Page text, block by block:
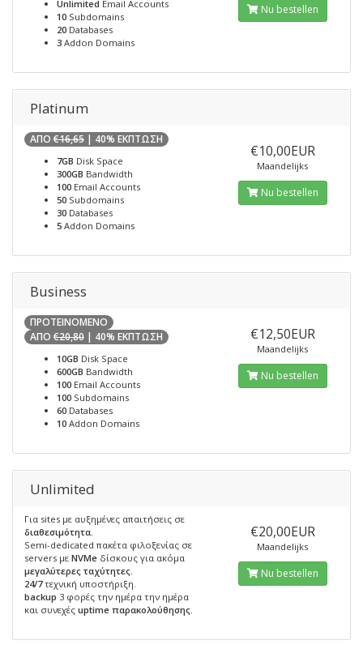
Unlimited Email Accounts
10 Subdomains
20 Databases
3 Addon Domains
Nu bestellen
Platinum
ΑΠΟ €16,65 | 40% ΕΚΠΤΩΣΗ
7GB Disk Space
300GB Bandwidth
100 Email Accounts
50 Subdomains
30 Databases
5 Addon Domains
€10,00EUR
Maandelijks
Nu bestellen
Business
ΠΡΟΤΕΙΝΟΜΕΝΟ
ΑΠΟ €20,80 | 40% ΕΚΠΤΩΣΗ
10GB Disk Space
600GB Bandwidth
100 Email Accounts
100 Subdomains
60 Databases
10 Addon Domains
€12,50EUR
Maandelijks
Nu bestellen
Unlimited
Για sites με αυξημένες απαιτήσεις σε
διαθεσιμότητα.
Semi-dedicated πακέτα φιλοξενίας σε
servers με NVMe δίσκους για ακόμα
μεγαλύτερες ταχύτητες.
24/7τεχνική υποστήριξη.
backup 3 φορές την ημέρα την ημέρα
και συνεχές uptime παρακολούθησης.
€20,00EUR
Maandelijks
Nu bestellen